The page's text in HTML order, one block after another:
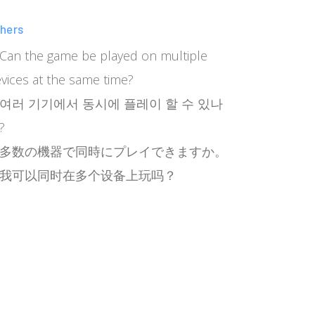
the game be played on multiple
at the same time?
러 기기에서 동시에 플레이 할 수 있나
数の機器で同時にプレイできますか。
可以同时在多个设备上玩吗？